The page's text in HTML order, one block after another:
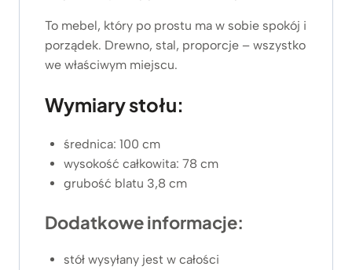
To mebel, który po prostu ma w sobie spokój i
porządek. Drewno, stal, proporcje – wszystko
we właściwym miejscu.
Wymiary stołu:
średnica: 100 cm
wysokość całkowita: 78 cm
grubość blatu 3,8 cm
Dodatkowe informacje:
stół wysyłany jest w całości